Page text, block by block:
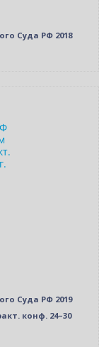
Суда РФ 2018
Суда РФ 2019
конф. 24–30